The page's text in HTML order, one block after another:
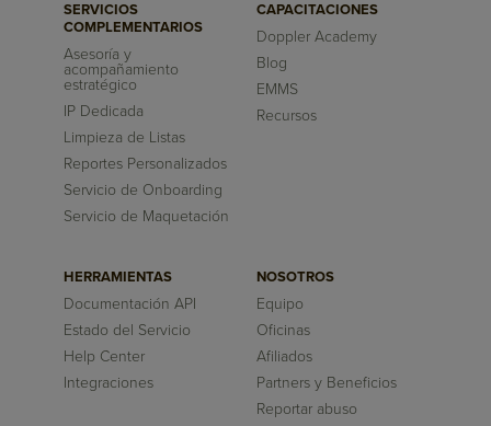
SERVICIOS
COMPLEMENTARIOS
Asesoría y
acompañamiento
estratégico
IP Dedicada
Limpieza de Listas
Reportes Personalizados
Servicio de Onboarding
Servicio de Maquetación
CAPACITACIONES
Doppler Academy
Blog
EMMS
Recursos
HERRAMIENTAS
Documentación API
Estado del Servicio
Help Center
Integraciones
NOSOTROS
Equipo
Oficinas
Afiliados
Partners y Beneficios
Reportar abuso